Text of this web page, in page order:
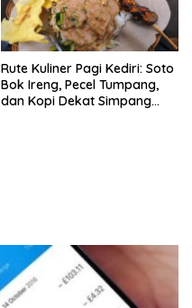
Rute Kuliner Pagi Kediri: Soto
Bok Ireng, Pecel Tumpang,
dan Kopi Dekat Simpang